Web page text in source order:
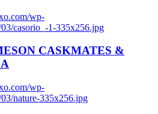
wp-
casorio_-1-335x256.jpg
CASKMATES &
wp-
nature-335x256.jpg